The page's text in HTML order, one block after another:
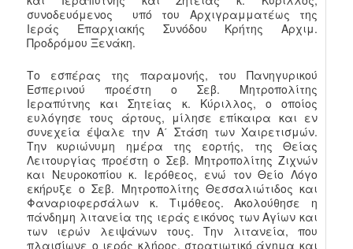
συνοδευόμενος υπό του Αρχιγραμματέως της
Ιεράς Επαρχιακής Συνόδου Κρήτης Αρχιμ.
Προδρόμου Ξενάκη.
Το εσπέρας της παραμονής, του Πανηγυρικού
Εσπερινού προέστη ο Σεβ. Μητροπολίτης
Ιεραπύτνης και Σητείας κ. Κύριλλος, ο οποίος
ευλόγησε τους άρτους, μίλησε επίκαιρα και εν
συνεχεία έψαλε την Α΄ Στάση των Χαιρετισμών.
Την κυριώνυμη ημέρα της εορτής, της Θείας
Λειτουργίας προέστη ο Σεβ. Μητροπολίτης Ζιχνών
και Νευροκοπίου κ. Ιερόθεος, ενώ τον Θείο Λόγο
εκήρυξε ο Σεβ. Μητροπολίτης Θεσσαλιώτιδος και
Φαναριοφερσάλων κ. Τιμόθεος. Ακολούθησε η
πάνδημη λιτανεία της ιεράς εικόνος των Αγίων και
των ιερών λειψάνων τους. Την λιτανεία, που
πλαισίωνε ο ιερός κλήρος, στρατιωτικό άγημα και